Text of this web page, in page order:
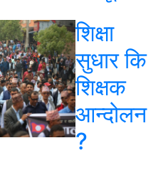
शिक्षा
सुधार कि
शिक्षक
आन्दोलन
?